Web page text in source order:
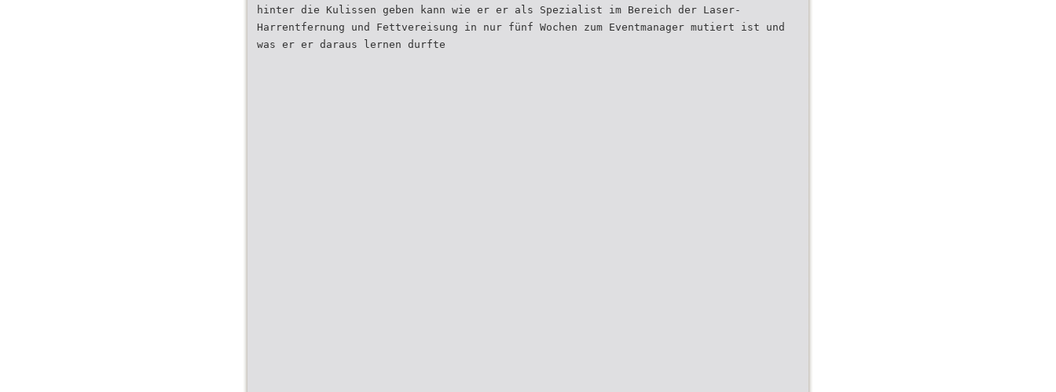
hinter die Kulissen geben kann wie er er als Spezialist im Bereich der Laser-
Harrentfernung und Fettvereisung in nur fünf Wochen zum Eventmanager mutiert ist und
was er er daraus lernen durfte